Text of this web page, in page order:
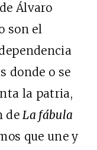
Álvaro
son el
donde o se
la patria,
deLa fábula
que une y